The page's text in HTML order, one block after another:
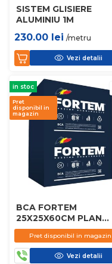
SISTEM GLISIERE
ALUMINIU 1M
230.00 lei /metru
Vezi detalii
in stoc
Pret
disponibil in
magazin
BCA FORTEM
25X25X60CM PLAN
D450
Pret disponibil in magazin
Vezi detalii